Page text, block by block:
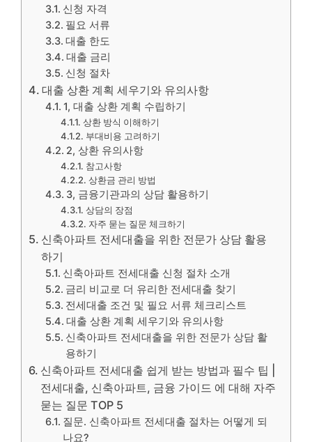
신청 자격
필요 서류
대출 한도
대출 금리
신청 절차
대출 상환 계획 세우기와 유의사항
1, 대출 상환 계획 수립하기
상환 방식 이해하기
부대비용 고려하기
2, 상환 유의사항
참고사항
상환금 관리 방법
3, 금융기관과의 상담 활용하기
상담의 장점
자주 묻는 질문 체크하기
신축아파트 전세대출을 위한 전문가 상담 활용
하기
신축아파트 전세대출 신청 절차 소개
금리 비교로 더 유리한 전세대출 찾기
전세대출 조건 및 필요 서류 체크리스트
대출 상환 계획 세우기와 유의사항
신축아파트 전세대출을 위한 전문가 상담 활
용하기
신축아파트 전세대출 쉽게 받는 방법과 필수 팁 |
전세대출, 신축아파트, 금융 가이드 에 대해 자주
묻는 질문 TOP 5
질문. 신축아파트 전세대출 절차는 어떻게 되
나요?